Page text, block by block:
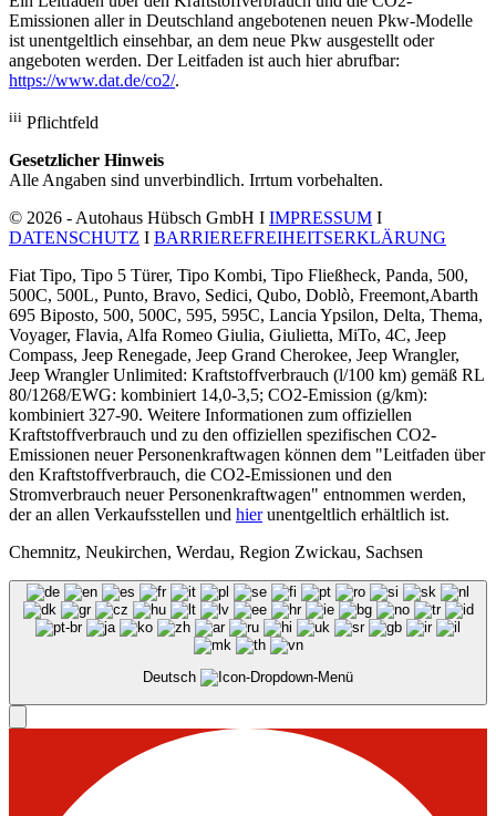
Emissionen aller in Deutschland angebotenen neuen Pkw-Modelle
ist unentgeltlich einsehbar, an dem neue Pkw ausgestellt oder
angeboten werden. Der Leitfaden ist auch hier abrufbar:
https://www.dat.de/co2/.
iii Pflichtfeld
Gesetzlicher Hinweis
Alle Angaben sind unverbindlich. Irrtum vorbehalten.
© 2026 - Autohaus Hübsch GmbH I IMPRESSUM I
DATENSCHUTZ I BARRIEREFREIHEITSERKLÄRUNG
Fiat Tipo, Tipo 5 Türer, Tipo Kombi, Tipo Fließheck, Panda, 500,
500C, 500L, Punto, Bravo, Sedici, Qubo, Doblò, Freemont,Abarth
695 Biposto, 500, 500C, 595, 595C, Lancia Ypsilon, Delta, Thema,
Voyager, Flavia, Alfa Romeo Giulia, Giulietta, MiTo, 4C, Jeep
Compass, Jeep Renegade, Jeep Grand Cherokee, Jeep Wrangler,
Jeep Wrangler Unlimited: Kraftstoffverbrauch (l/100 km) gemäß RL
80/1268/EWG: kombiniert 14,0-3,5; CO2-Emission (g/km):
kombiniert 327-90. Weitere Informationen zum offiziellen
Kraftstoffverbrauch und zu den offiziellen spezifischen CO2-
Emissionen neuer Personenkraftwagen können dem "Leitfaden über
den Kraftstoffverbrauch, die CO2-Emissionen und den
Stromverbrauch neuer Personenkraftwagen" entnommen werden,
der an allen Verkaufsstellen und hierunentgeltlich erhältlich ist.
Chemnitz, Neukirchen, Werdau, Region Zwickau, Sachsen
Deutsch